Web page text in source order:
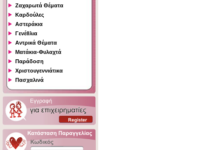
Ζαχαρωτά Θέματα
Καρδούλες
Αστεράκια
Γενέθλια
Αντρικά Θέματα
Ματάκια-Φυλαχτά
Παράδοση
Χριστουγεννιάτικα
Πασχαλινά